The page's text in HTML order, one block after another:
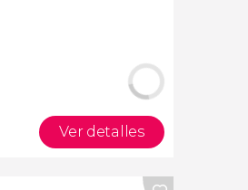
Ver detalles